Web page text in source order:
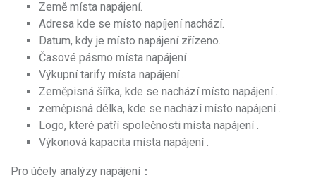
Země místa napájení.
Adresa kde se místo napíjení nachází.
Datum, kdy je místo napájení zřízeno.
Časové pásmo místa napájení .
Výkupní tarify místa napájení .
Zeměpisná šířka, kde se nachází místo napájení .
zeměpisná délka, kde se nachází místo napájení .
Logo, které patří společnosti místa napájení .
Výkonová kapacita místa napájení .
Pro účely analýzy napájení：